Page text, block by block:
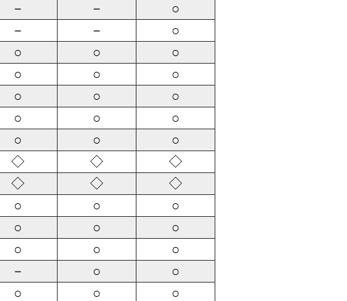
－ － ○
－ － ○
○ ○ ○
○ ○ ○
○ ○ ○
○ ○ ○
○ ○ ○
◇ ◇ ◇
◇ ◇ ◇
○ ○ ○
○ ○ ○
○ ○ ○
－ ○ ○
○ ○ ○